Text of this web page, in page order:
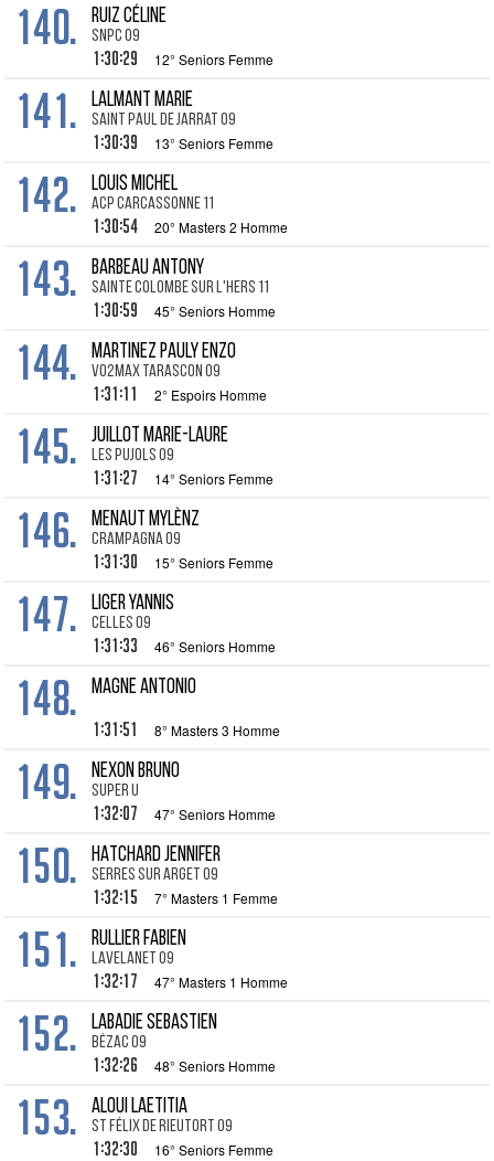
140. RUIZ Céline
SNPC 09
1:30:29 12° Seniors Femme
141. LALMANT Marie
Saint Paul de Jarrat 09
1:30:39 13° Seniors Femme
142. LOUIS Michel
ACP Carcassonne 11
1:30:54 20° Masters 2 Homme
143. BARBEAU Antony
Sainte Colombe sur l'Hers 11
1:30:59 45° Seniors Homme
144. MARTINEZ PAULY Enzo
Vo2Max Tarascon 09
1:31:11 2° Espoirs Homme
145. JUILLOT Marie-Laure
Les Pujols 09
1:31:27 14° Seniors Femme
146. MENAUT Mylènz
Crampagna 09
1:31:30 15° Seniors Femme
147. LIGER Yannis
Celles 09
1:31:33 46° Seniors Homme
148. MAGNE Antonio
1:31:51 8° Masters 3 Homme
149. NEXON Bruno
Super U
1:32:07 47° Seniors Homme
150. HATCHARD Jennifer
Serres Sur Arget 09
1:32:15 7° Masters 1 Femme
151. RULLIER Fabien
Lavelanet 09
1:32:17 47° Masters 1 Homme
152. LABADIE Sebastien
Bézac 09
1:32:26 48° Seniors Homme
153. ALOUI Laetitia
St Félix de Rieutort 09
1:32:30 16° Seniors Femme